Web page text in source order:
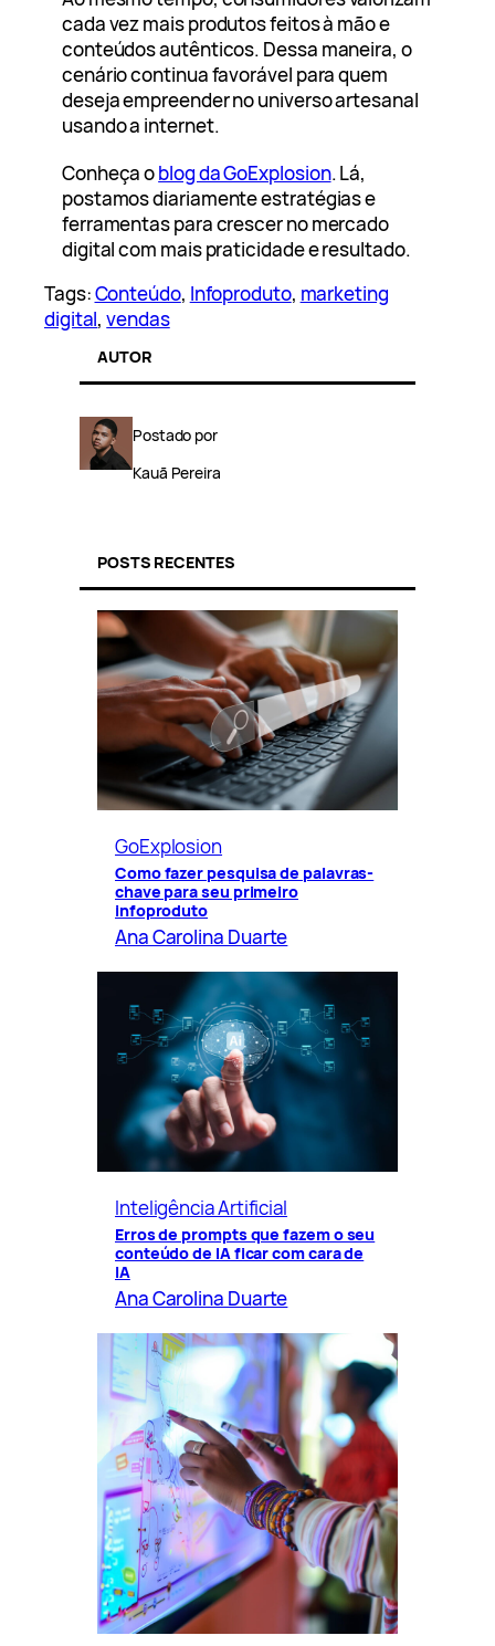
cada vez mais produtos feitos à mão e
conteúdos autênticos. Dessa maneira, o
cenário continua favorável para quem
deseja empreender no universo artesanal
usando a internet.
Conheça oblog da GoExplosion. Lá,
postamos diariamente estratégias e
ferramentas para crescer no mercado
digital com mais praticidade e resultado.
Tags:Conteúdo, Infoproduto, marketing
digital, vendas
AUTOR
Postado por
Kauã Pereira
POSTS RECENTES
GoExplosion
Como fazer pesquisa de palavras-
chave para seu primeiro
infoproduto
Ana Carolina Duarte
Inteligência Artificial
Erros de prompts que fazem o seu
conteúdo de IA ficar com cara de
IA
Ana Carolina Duarte